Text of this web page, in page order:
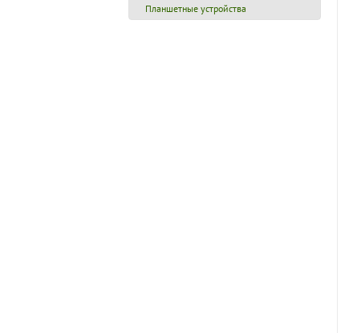
Планшетные устройства